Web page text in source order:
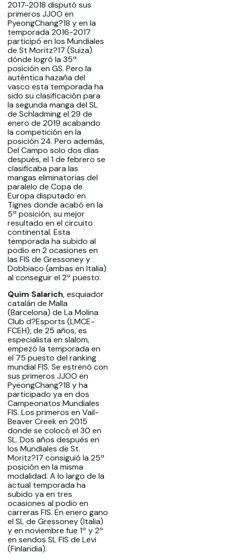
2017-2018 disputó sus
primeros JJOO en
PyeongChang?18 y en la
temporada 2016-2017
participó en los Mundiales
de St Moritz?17 (Suiza)
dónde logró la 35ª
posición en GS. Pero la
auténtica hazaña del
vasco esta temporada ha
sido su clasificación para
la segunda manga del SL
de Schladming el 29 de
enero de 2019 acabando
la competición en la
posición 24. Pero además,
Del Campo solo dos días
después, el 1 de febrero se
clasificaba para las
mangas eliminatorias del
paralelo de Copa de
Europa disputado en
Tignes donde acabó en la
5ª posición, su mejor
resultado en el circuito
continental. Esta
temporada ha subido al
podio en 2 ocasiones en
las FIS de Gressoney y
Dobbiaco (ambas en Italia)
al conseguir el 2º puesto.
Quim Salarich, esquiador
catalán de Malla
(Barcelona) de La Molina
Club d?Esports (LMCE-
FCEH), de 25 años, es
especialista en slalom,
empezó la temporada en
el 75 puesto del ranking
mundial FIS. Se estrenó con
sus primeros JJOO en
PyeongChang?18 y ha
participado ya en dos
Campeonatos Mundiales
FIS. Los primeros en Vail-
Beaver Creek en 2015
donde se colocó el 30 en
SL. Dos años después en
los Mundiales de St.
Moritz?17 consiguió la 25ª
posición en la misma
modalidad. A lo largo de la
actual temporada ha
subido ya en tres
ocasiones al podio en
carreras FIS. En enero gano
el SL de Gressoney (Italia)
y en noviembre fue 1º y 2º
en sendos SL FIS de Levi
(Finlandia).